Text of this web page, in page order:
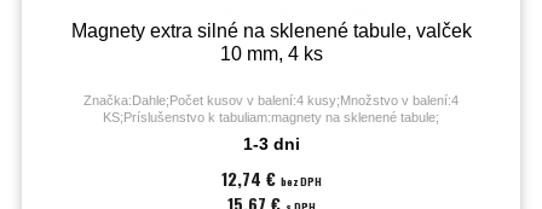
Magnety extra silné na sklenené tabule, valček
10 mm, 4 ks
Značka:Dahle;Počet kusov v balení:4 kusy;Množstvo v balení:4
KS;Príslušenstvo k tabuliam:magnety na sklenené tabule;
1-3 dni
12,74 € bez DPH
15,67 €